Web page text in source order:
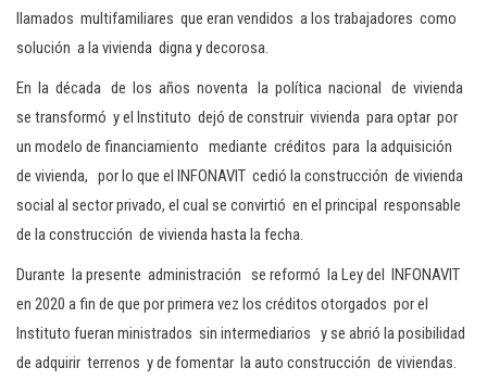
llamados multifamiliares que eran vendidos a los trabajadores como
solución a la vivienda digna y decorosa.
En la década de los años noventa la política nacional de vivienda
se transformó y el Instituto dejó de construir vivienda para optar por
un modelo de financiamiento mediante créditos para la adquisición
de vivienda, por lo que el INFONAVIT cedió la construcción de vivienda
social al sector privado, el cual se convirtió en el principal responsable
de la construcción de vivienda hasta la fecha.
Durante la presente administración se reformó la Ley del INFONAVIT
en 2020 a fin de que por primera vez los créditos otorgados por el
Instituto fueran ministrados sin intermediarios y se abrió la posibilidad
de adquirir terrenos y de fomentar la auto construcción de viviendas.